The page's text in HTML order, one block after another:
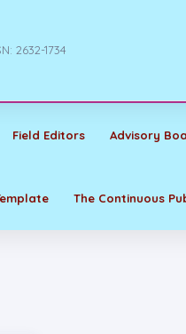
2632-1734
Field Editors Advisory
The Continuous